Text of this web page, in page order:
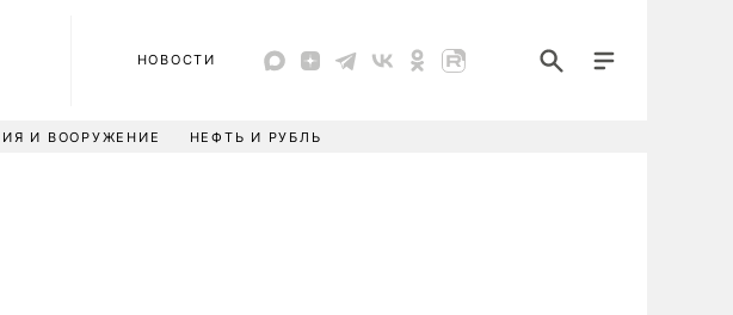
НОВОСТИ
И ВООРУЖЕНИЕ НЕФТЬ И РУБЛЬ